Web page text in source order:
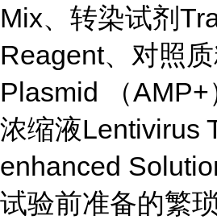
Mix、转染试剂
Reagent、对照
Plasmid （
浓缩液Lentivirus
enhanced
试验前准备的繁